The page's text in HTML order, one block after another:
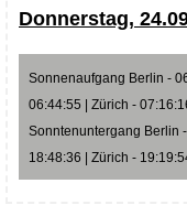
Donnerstag,
Sonnenaufgang Berlin -
06:44:55 | Zürich -
Sonntenuntergang Berlin
18:48:36 | Zürich -